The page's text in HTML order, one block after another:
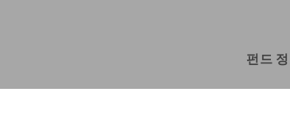
펀드